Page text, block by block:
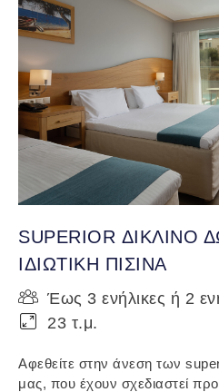
SUPERIOR ΔΙΚΛΙΝΟ
ΙΔΙΩΤΙΚΗ ΠΙΣΙΝΑ
Έως 3 ενήλικες ή 2
23 τ.μ.
Αφεθείτε στην άνεση των
μας, που έχουν σχεδιαστεί